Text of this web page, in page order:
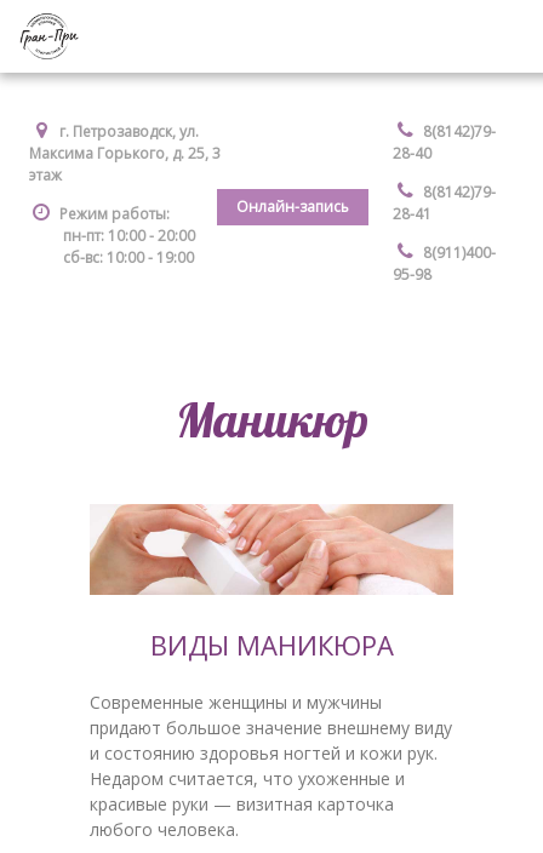
8(8142)79-
28-40
8(8142)79-
28-41
8(911)400-
95-98
г. Петрозаводск, ул.
Максима Горького, д. 25, 3
этаж
Режим работы:
пн-пт: 10:00 - 20:00
сб-вс: 10:00 - 19:00
Онлайн-запись
Маникюр
ВИДЫ МАНИКЮРА
Современные женщины и мужчины
придают большое значение внешнему виду
и состоянию здоровья ногтей и кожи рук.
Недаром считается, что ухоженные и
красивые руки — визитная карточка
любого человека.